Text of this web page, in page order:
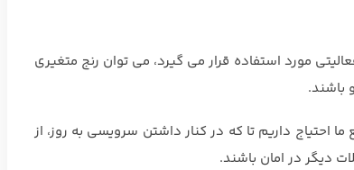
مورد استفاده قرار می گیرد، می توان رنج متغیری
باشند.
داریم تا که در کنار داشتن سرویسی به روز، از
دیگر در امان باشند.